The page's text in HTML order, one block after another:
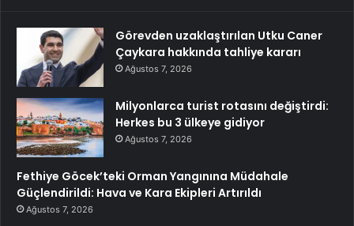
Görevden uzaklaştırılan Utku Caner
Çaykara hakkında tahliye kararı
Ağustos 7, 2026
Milyonlarca turist rotasını değiştirdi:
Herkes bu 3 ülkeye gidiyor
Ağustos 7, 2026
Fethiye Göcek’teki Orman Yangınına Müdahale
Güçlendirildi: Hava ve Kara Ekipleri Artırıldı
Ağustos 7, 2026